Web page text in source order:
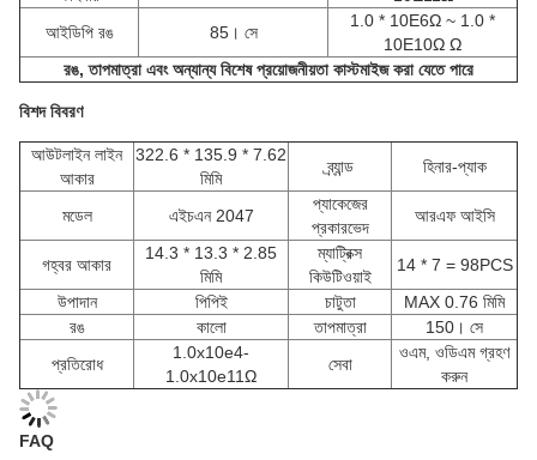
আইডিপি রঙ
85। সে
1.0 * 10E6Ω ~ 1.0 *
10E10Ω Ω
রঙ, তাপমাত্রা এবং অন্যান্য বিশেষ প্রয়োজনীয়তা কাস্টমাইজ করা যেতে পারে
বিশদ বিবরণ
আউটলাইন লাইন
আকার
322.6 * 135.9 * 7.62
মিমি
ব্র্যান্ড হিনার-প্যাক
মডেল এইচএন 2047
প্যাকেজের
প্রকারভেদ
আরএফ আইসি
গহ্বর আকার
14.3 * 13.3 * 2.85
মিমি
ম্যাট্রিক্স
কিউটিওয়াই
14 * 7 = 98PCS
উপাদান
পিপিই চাটুতা
MAX 0.76 মিমি
রঙ
কালো তাপমাত্রা
150। সে
প্রতিরোধ
1.0x10e4-
1.0x10e11Ω
সেবা
ওএম, ওডিএম গ্রহণ
করুন
FAQ